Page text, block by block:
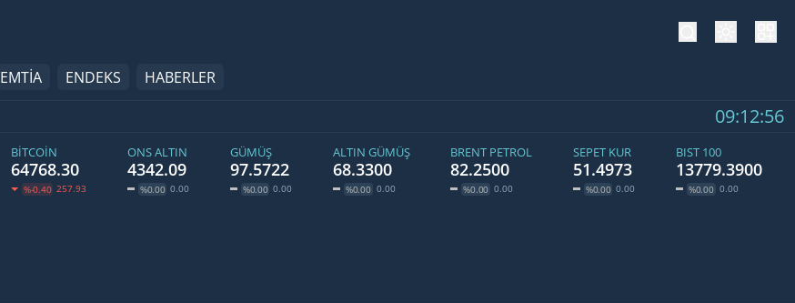
EMTİA ENDEKS HABERLER
09:12:56
BITCOIN
64768.30
%-0.40 257.93
ONS ALTIN
4342.09
%0.00 0.00
GÜMÜŞ
97.5722
%0.00 0.00
ALTIN GÜMÜŞ
68.3300
%0.00 0.00
BRENT PETROL
82.2500
%0.00 0.00
SEPET KUR
51.4973
%0.00 0.00
BIST 100
13779.3900
%0.00 0.00